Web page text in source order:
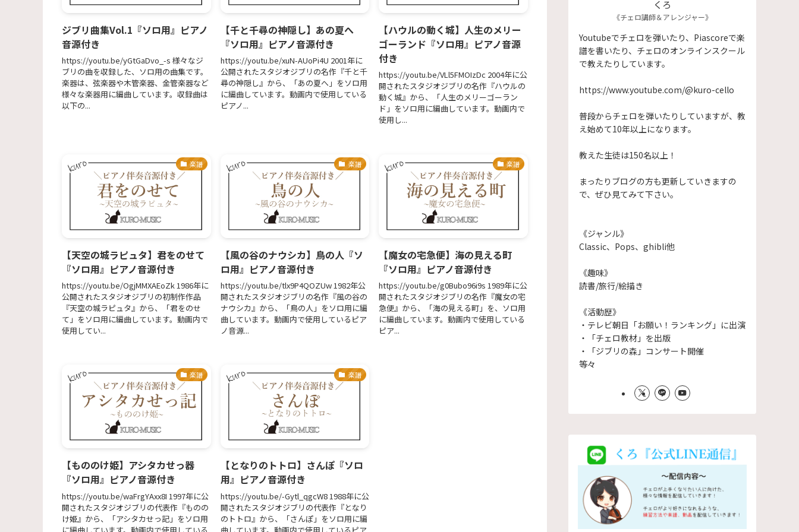
ジブリ曲集Vol.1『ソロ用』ピアノ
音源付き
https://youtu.be/yGtGaDvo_-s 様々なジ
ブリの曲を収録した、ソロ用の曲集です。
楽器は、弦楽器や木管楽器、金管楽器など
様々な楽器用に編曲しています。収録曲は
以下の...
【千と千尋の神隠し】あの夏へ
『ソロ用』ピアノ音源付き
https://youtu.be/xuN-AUoPi4U 2001年に
公開されたスタジオジブリの名作『千と千
尋の神隠し』から、「あの夏へ」をソロ用
に編曲しています。動画内で使用している
ピアノ...
【ハウルの動く城】人生のメリー
ゴーランド『ソロ用』ピアノ音源
付き
https://youtu.be/VLl5FMOIzDc 2004年に公
開されたスタジオジブリの名作『ハウルの
動く城』から、「人生のメリーゴーラン
ド」をソロ用に編曲しています。動画内で
使用し...
楽譜
【天空の城ラピュタ】君をのせて
『ソロ用』ピアノ音源付き
https://youtu.be/OgjMMXAEoZk 1986年に
公開されたスタジオジブリの初制作作品
『天空の城ラピュタ』から、「君をのせ
て」をソロ用に編曲しています。動画内で
使用してい...
楽譜
【風の谷のナウシカ】鳥の人『ソ
ロ用』ピアノ音源付き
https://youtu.be/tlx9P4QOZUw 1982年公
開されたスタジオジブリの名作『風の谷の
ナウシカ』から、「鳥の人」をソロ用に編
曲しています。動画内で使用しているピア
ノ音源...
楽譜
【魔女の宅急便】海の見える町
『ソロ用』ピアノ音源付き
https://youtu.be/g0Bubo96i9s 1989年に公
開されたスタジオジブリの名作『魔女の宅
急便』から、「海の見える町」を、ソロ用
に編曲しています。動画内で使用している
ピア...
楽譜
【もののけ姫】アシタカせっ器
『ソロ用』ピアノ音源付き
https://youtu.be/waFrgYAxx8I 1997年に公
開されたスタジオジブリの代表作『ものの
け姫』から、「アシタカせっ記」をソロ用
楽譜
【となりのトトロ】さんぽ『ソロ
用』ピアノ音源付き
https://youtu.be/-Gytl_qgcW8 1988年に公
開されたスタジオジブリの代表作『となり
のトトロ』から、「さんぽ」をソロ用に編
くろ
《チェロ講師＆アレンジャー》
Youtubeでチェロを弾いたり、Piascoreで楽
譜を書いたり、チェロのオンラインスクール
で教えたりしています。
https://www.youtube.com/@kuro-cello
普段からチェロを弾いたりしていますが、教
え始めて10年以上になります。
​教えた生徒は150名以上！
まったりブログの方も更新していきますの
で、ぜひ見てみて下さい。
《ジャンル》
Classic、Pops、ghibli他
《趣味》
読書/旅行/絵描き
《活動歴》
・テレビ朝日「お願い！ランキング」に出演
・「チェロ教材」を出版
・「ジブリの森」コンサート開催
等々